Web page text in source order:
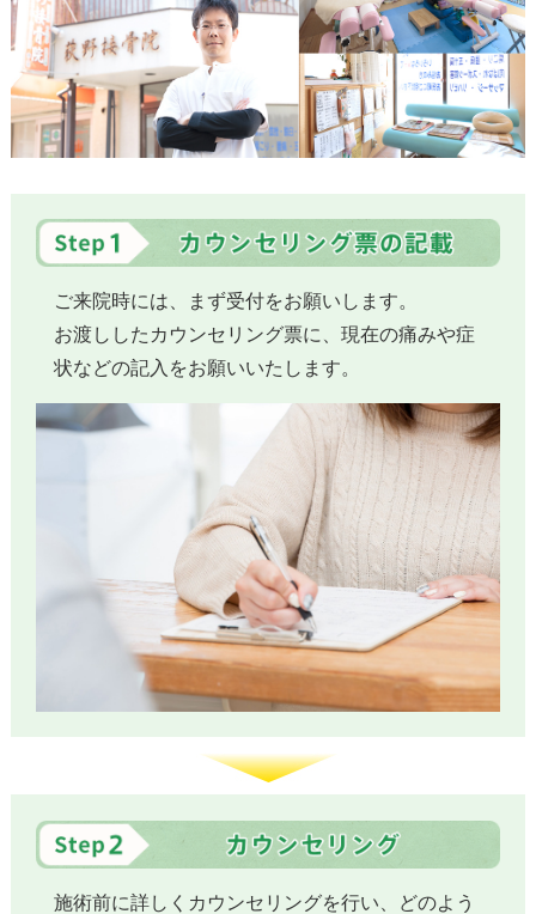
ご来院時には、まず受付をお願いします。
お渡ししたカウンセリング票に、現在の痛みや症
状などの記入をお願いいたします。
施術前に詳しくカウンセリングを行い、どのよう